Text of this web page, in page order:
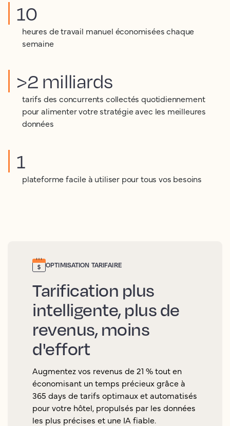
10
heures de travail manuel économisées chaque
semaine
>2 milliards
tarifs des concurrents collectés quotidiennement
pour alimenter votre stratégie avec les meilleures
données
1
plateforme facile à utiliser pour tous vos besoins
OPTIMISATION TARIFAIRE
Tarification plus
intelligente, plus de
revenus, moins
d'effort
Augmentez vos revenus de 21 % tout en
économisant un temps précieux grâce à
365 days de tarifs optimaux et automatisés
pour votre hôtel, propulsés par les données
les plus précises et une IA fiable.